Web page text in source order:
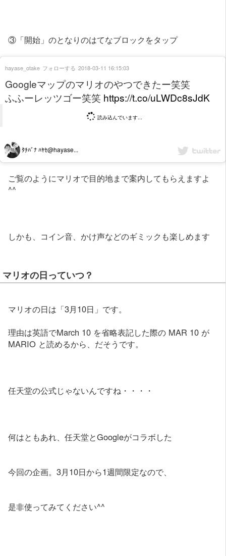
③「開始」のとなりのはてなブロックをタップ
Googleマップのマリオのやつできたー笑笑
ふふーレッツゴー笑笑 https://t.co/uLWDc8sJdK
読み込んでいます...
ﾀﾁﾊﾞﾅ ﾊﾔｾ@hayase...
hayase_otake フォローする 2018-03-11 16:15:03
ご覧のようにマリオで目的地まで案内してもらえますよ
^^
しかも、コイン音、かけ声などのギミックも楽しめます
マリオの日っていつ？
マリオの日は「3月10日」です。
理由は英語でMarch 10 を省略表記した際の MAR 10 が
MARIO と読めるから、だそうです。
任天堂の公式じゃないんですね・・・・
何はともあれ、任天堂とGoogleがコラボした
今回の企画。3月10日から1週間限定なので、
是非使ってみてください^^